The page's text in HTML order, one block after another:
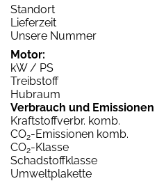
Standort
Lieferzeit
Unsere Nummer
Motor:
kW / PS
Treibstoff
Hubraum
Verbrauch und Emissionen
Kraftstoffverbr. komb.
CO2-Emissionen komb.
CO2-Klasse
Schadstoffklasse
Umweltplakette